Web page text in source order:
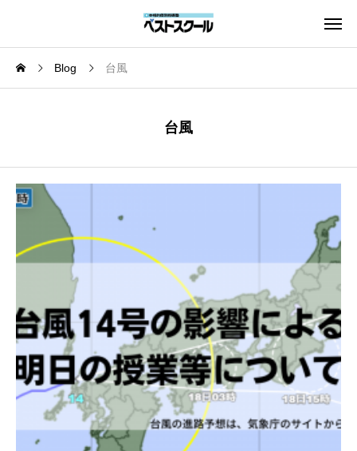
Blog 台風
台風